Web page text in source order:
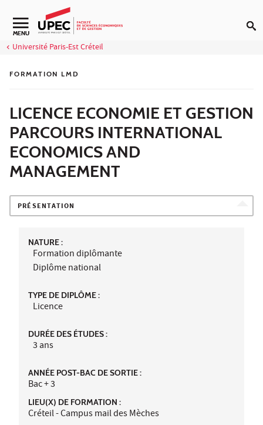
Aller au contenu
Navigation secondaire
MENU
Université Paris-Est Créteil
FORMATION LMD
LICENCE ECONOMIE ET GESTION
PARCOURS INTERNATIONAL
ECONOMICS AND
MANAGEMENT
PRÉSENTATION
NATURE :
Formation diplômante
Diplôme national
TYPE DE DIPLÔME :
Licence
DURÉE DES ÉTUDES :
3 ans
ANNÉE POST-BAC DE SORTIE :
Bac + 3
LIEU(X) DE FORMATION :
Créteil - Campus mail des Mèches